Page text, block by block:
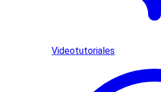
Videotutoriales